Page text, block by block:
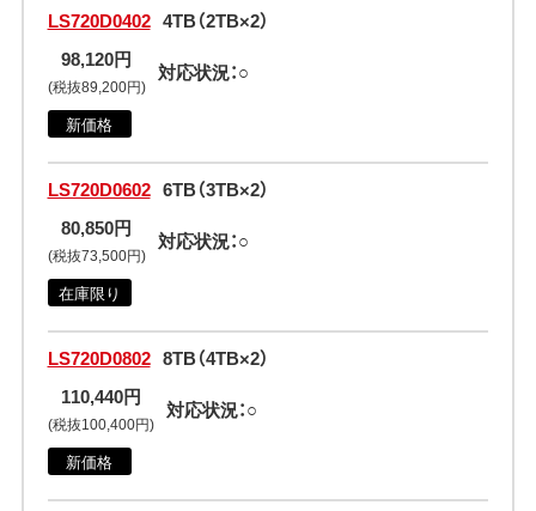
LS720D0402 4TB（2TB×2）
98,120円
(税抜89,200円)
対応状況：○
新価格
LS720D0602 6TB（3TB×2）
80,850円
(税抜73,500円)
対応状況：○
在庫限り
LS720D0802 8TB（4TB×2）
110,440円
(税抜100,400円)
対応状況：○
新価格